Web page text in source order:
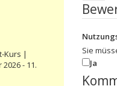
Sie
Ja
Kurs |
- 11.